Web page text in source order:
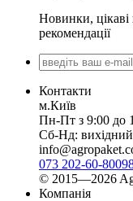
Новинки, цікаві
рекомендації
Контакти
м.Київ
Пн-Пт з 9:00 до
Сб-Нд: вихідний
073 202-60-80
© 2015—2026
Компанія